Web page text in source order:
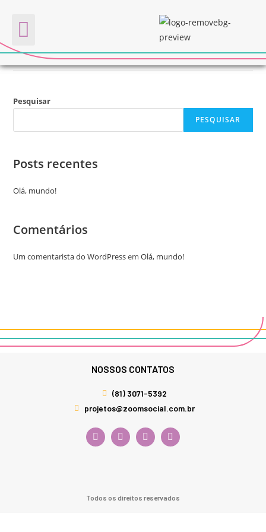
2022
Pesquisar
PESQUISAR
Posts recentes
Olá, mundo!
Comentários
Um comentarista do WordPressemOlá, mundo!
NOSSOS CONTATOS
(81) 3071-5392
projetos@zoomsocial.com.br
Todos os direitos reservados